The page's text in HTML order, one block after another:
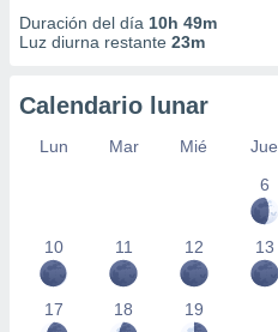
Duración del día 10h 49m
Luz diurna restante 23m
Calendario lunar
Lun Mar Mié Jue
6
10 11 12 13
17 18 19